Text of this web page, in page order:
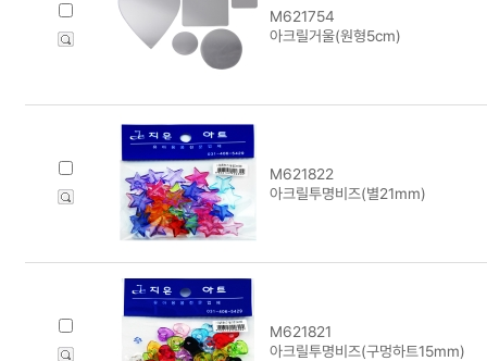
M621754
아크릴거울(원형5cm)
M621822
아크릴투명비즈(별21mm)
M621821
아크릴투명비즈(구멍하트15mm)